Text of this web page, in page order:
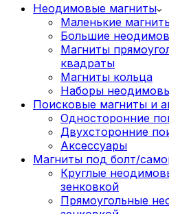
Неодимовые магниты
Маленькие
Большие
Магниты
квадраты
Магниты кольца
Наборы
Поисковые магниты и
Односторонние
Двухсторонние
Аксессуары
Магниты под болт/
Круглые
зенковкой
Прямоугольные